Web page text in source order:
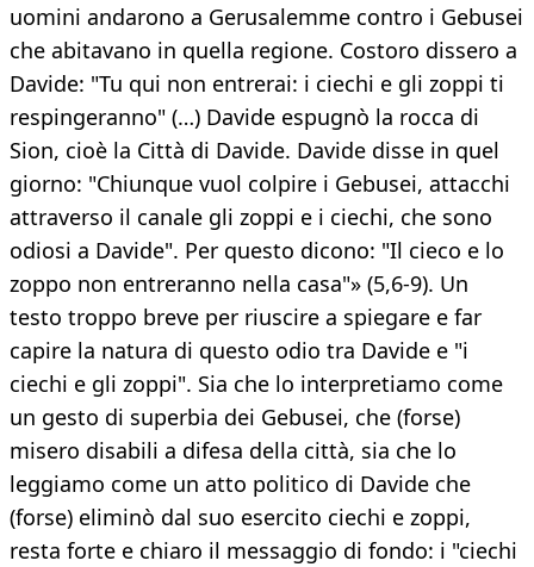
uomini andarono a Gerusalemme contro i Gebusei
che abitavano in quella regione. Costoro dissero a
Davide: "Tu qui non entrerai: i ciechi e gli zoppi ti
respingeranno" (…) Davide espugnò la rocca di
Sion, cioè la Città di Davide. Davide disse in quel
giorno: "Chiunque vuol colpire i Gebusei, attacchi
attraverso il canale gli zoppi e i ciechi, che sono
odiosi a Davide". Per questo dicono: "Il cieco e lo
zoppo non entreranno nella casa"» (5,6-9). Un
testo troppo breve per riuscire a spiegare e far
capire la natura di questo odio tra Davide e "i
ciechi e gli zoppi". Sia che lo interpretiamo come
un gesto di superbia dei Gebusei, che (forse)
misero disabili a difesa della città, sia che lo
leggiamo come un atto politico di Davide che
(forse) eliminò dal suo esercito ciechi e zoppi,
resta forte e chiaro il messaggio di fondo: i "ciechi